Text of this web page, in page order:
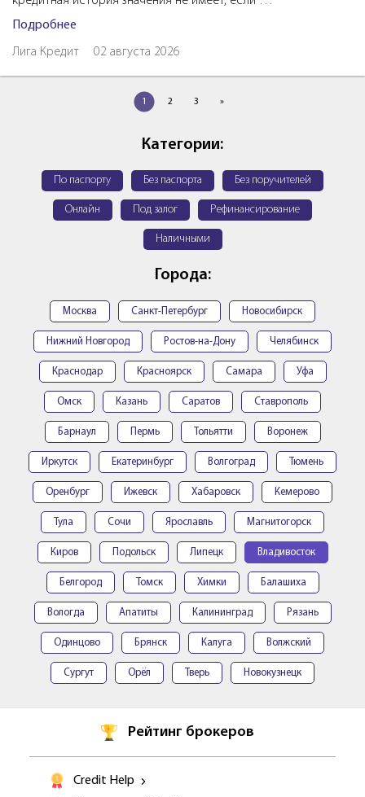
Подробнее
Лига Кредит 02 августа 2026
1 2 3 »
Категории:
По паспорту Без паспорта Без поручителей
Онлайн Под залог Рефинансирование
Наличными
Города:
Москва Санкт-Петербург Новосибирск
Нижний Новгород Ростов-на-Дону Челябинск
Краснодар Красноярск Самара Уфа
Омск Казань Саратов Ставрополь
Барнаул Пермь Тольятти Воронеж
Иркутск Екатеринбург Волгоград Тюмень
Оренбург Ижевск Хабаровск Кемерово
Тула Сочи Ярославль Магнитогорск
Киров Подольск Липецк Владивосток
Белгород Томск Химки Балашиха
Вологда Апатиты Калининград Рязань
Одинцово Брянск Калуга Волжский
Сургут Орёл Тверь Новокузнецк
Рейтинг брокеров
Credit Help